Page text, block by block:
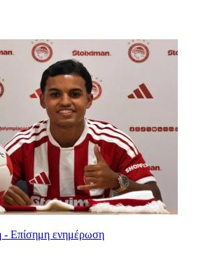
Επίσημη ενημέρωση